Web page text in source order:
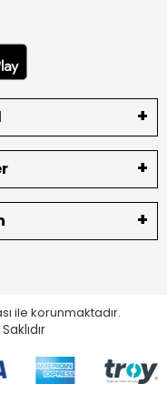
ile korunmaktadır.